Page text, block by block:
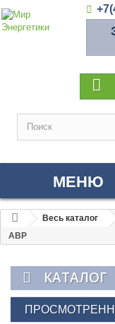
МЕНЮ
Весь каталог
АВР
КАТАЛОГ